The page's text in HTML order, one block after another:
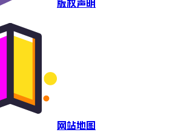
版权声明
网站地图